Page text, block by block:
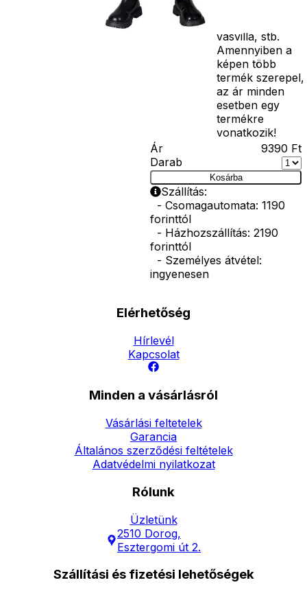
vasvilla, stb.
Amennyiben a
képen több
termék szerepel,
az ár minden
esetben egy
termékre
vonatkozik!
Ár
9390 Ft
Darab
Kosárba
Szállítás:
- Csomagautomata: 1190
forinttól
- Házhozszállítás: 2190
forinttól
- Személyes átvétel:
ingyenesen
Elérhetőség
Hírlevél
Kapcsolat
Minden a vásárlásról
Vásárlási feltetelek
Garancia
Általános szerződési feltételek
Adatvédelmi nyilatkozat
Rólunk
Üzletünk
2510 Dorog,
Esztergomi út 2.
Szállítási és fizetési lehetőségek